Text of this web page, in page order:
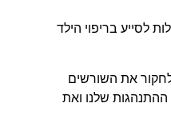
לסייע בריפוי הילד
לחקור את השורשים
שלנו ואת